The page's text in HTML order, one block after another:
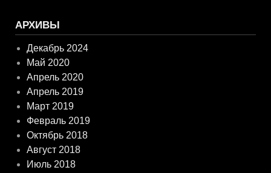
АРХИВЫ
Декабрь 2024
Май 2020
Апрель 2020
Апрель 2019
Март 2019
Февраль 2019
Октябрь 2018
Август 2018
Июль 2018